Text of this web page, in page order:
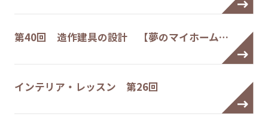
第40回 造作建具の設計 【夢のマイホーム…
インテリア・レッスン 第26回